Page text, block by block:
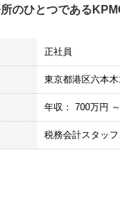
のひとつである
正社員
東京都港区六本
年収： 700万円 ～
税務会計スタッ